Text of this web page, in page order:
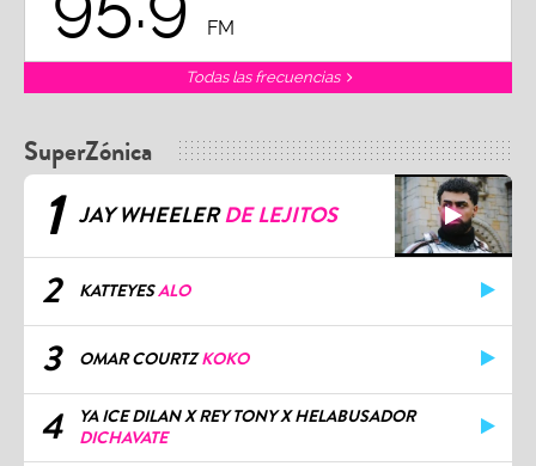
FM
Todas las frecuencias
SuperZónica
1 JAY WHEELERDE LEJITOS
2 KATTEYESALO
3 OMAR COURTZKOKO
4
YA ICE DILAN X REY TONY X HELABUSADOR
DICHAVATE